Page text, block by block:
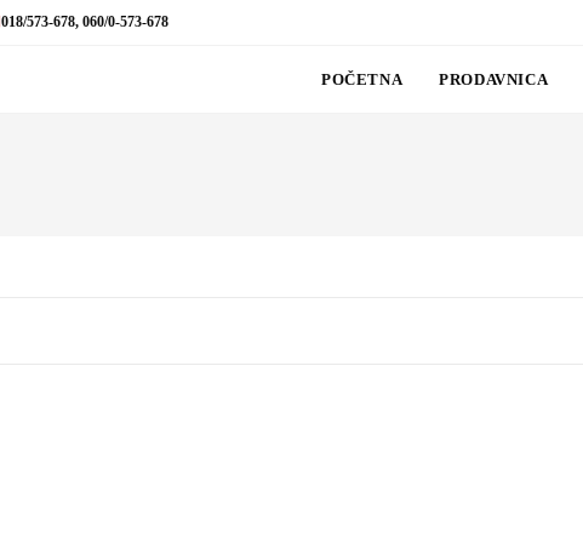
018/573-678, 060/0-573-678
POČETNA PRODAVNICA